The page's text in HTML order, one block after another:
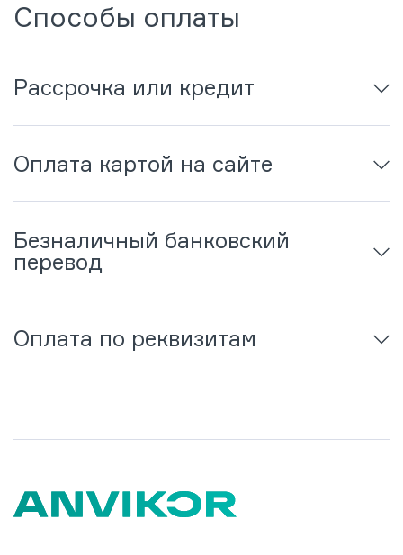
Способы оплаты
Рассрочка или кредит
Оплата картой на сайте
Безналичный банковский
перевод
Оплата по реквизитам